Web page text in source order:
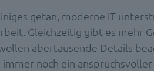
getan, moderne IT
Gleichzeitig gibt es mehr
abertausende Details
noch ein anspruchsvoller